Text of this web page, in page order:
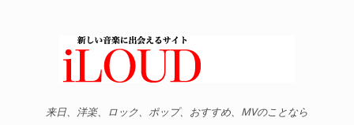
来日、洋楽、ロック、ポップ、おすすめ、MVのことなら